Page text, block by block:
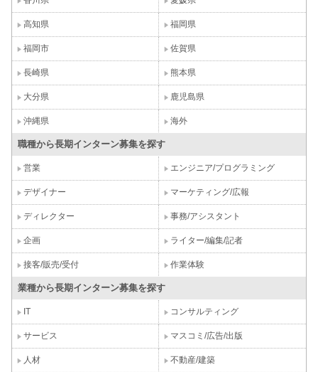
高知県 福岡県
福岡市 佐賀県
長崎県 熊本県
大分県 鹿児島県
沖縄県 海外
職種から長期インターン募集を探す
営業 エンジニア/プログラミング
デザイナー マーケティング/広報
ディレクター 事務/アシスタント
企画 ライター/編集/記者
接客/販売/受付 作業体験
業種から長期インターン募集を探す
IT コンサルティング
サービス マスコミ/広告/出版
人材 不動産/建築